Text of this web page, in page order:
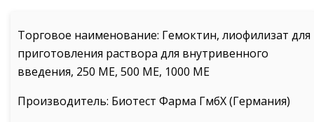
Торговое наименование: Гемоктин, лиофилизат для
приготовления раствора для внутривенного
введения, 250 МЕ, 500 МЕ, 1000 МЕ
Производитель: Биотест Фарма ГмбХ (Германия)